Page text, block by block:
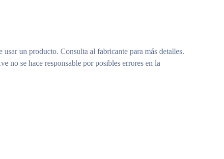
un producto. Consulta al fabricante para más detalles.
no se hace responsable por posibles errores en la